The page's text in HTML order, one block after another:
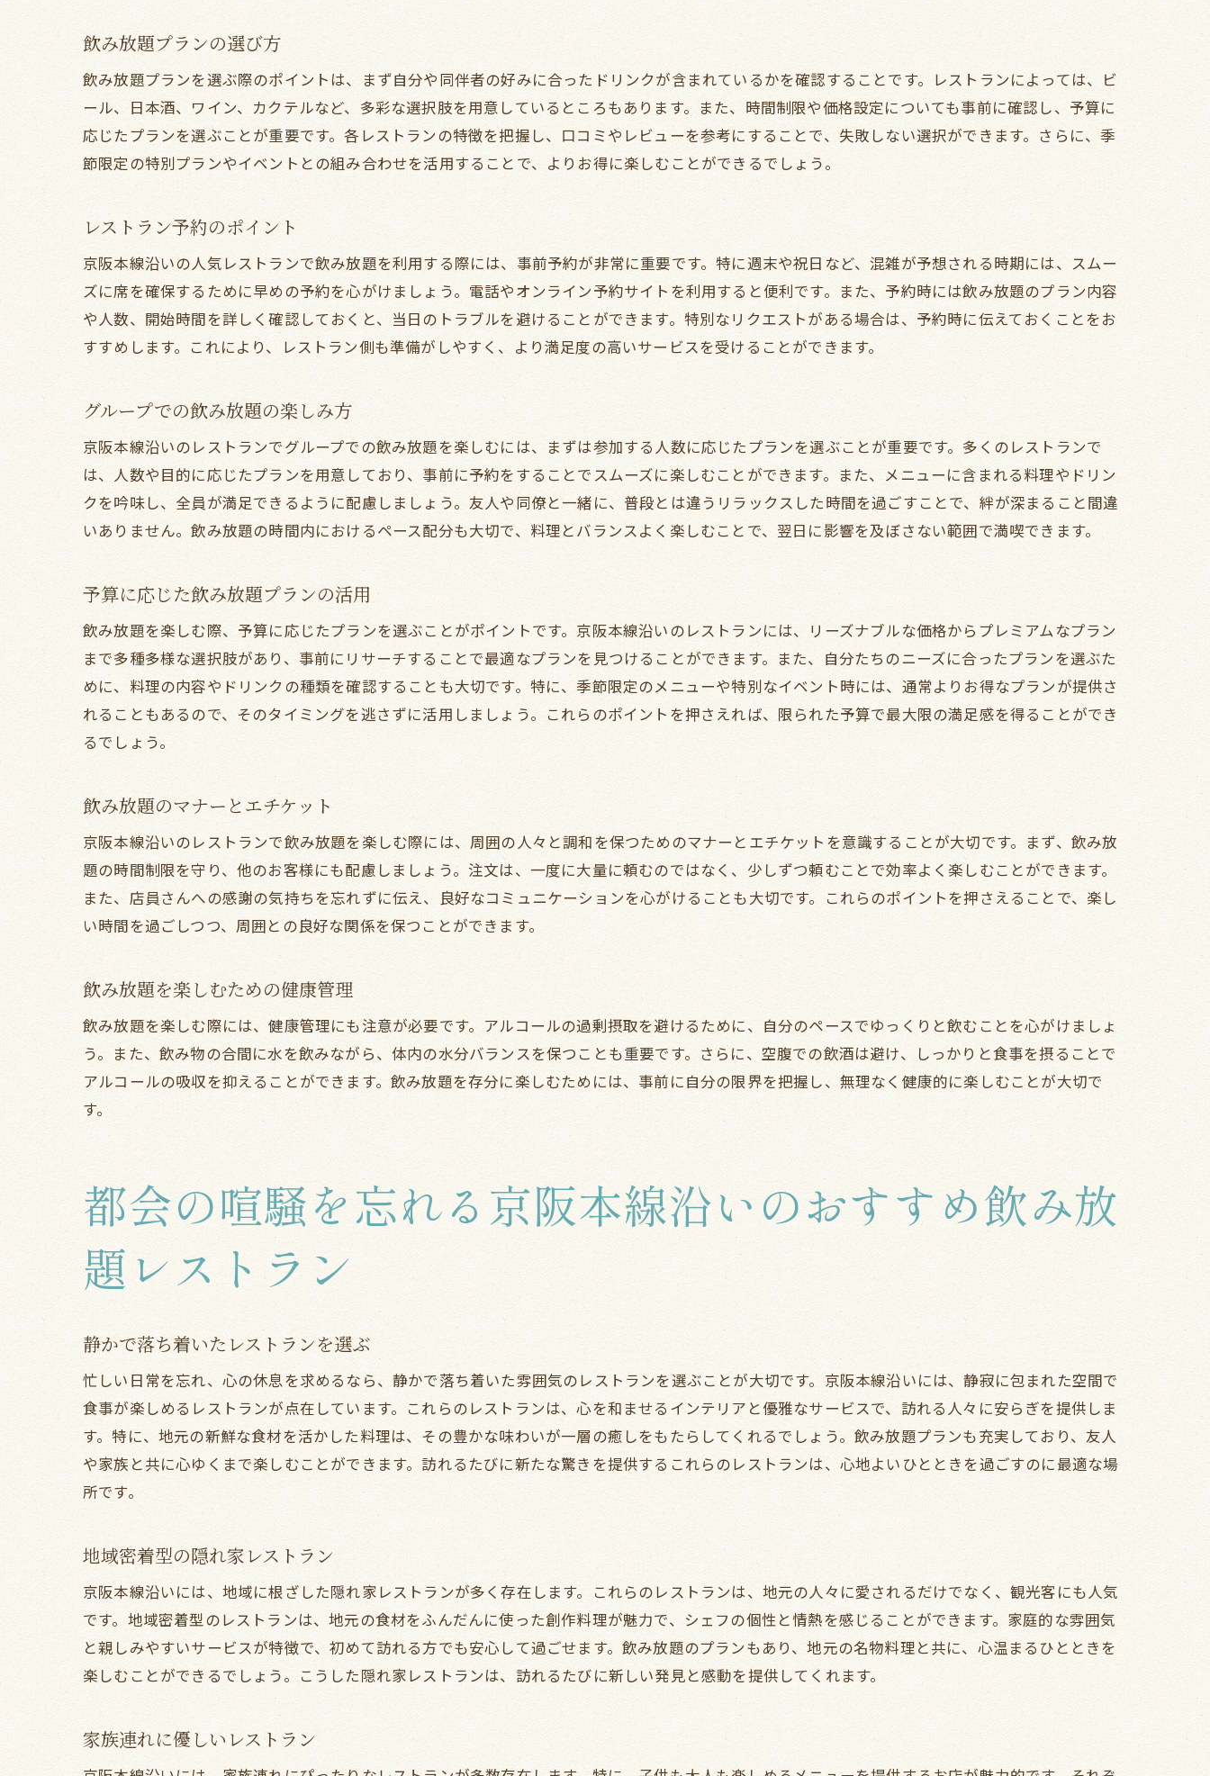
家族連れに優しいレストラン
デートに最適なロマンチックな空間
大人数でも安心の広々とした店内
特別な日を祝うためのプライベートルーム
地産地消の魚介類を楽しむ
地域特産の肉料理の魅力
シーズンごとの限定メニュー
地元醸造所とのコラボレーション
スタッフの心遣いが光るレストラン
思い出に残るサービスの秘訣
心を込めたおもてなしが嬉しい
リピーターが絶えないサービスの理由
京阪本線沿いの飲み放題レストランで過ごす至福のひととき
ゆっくり過ごせる居心地の良さ
季節感を楽しむテラス席
新鮮な料理と飲み放題が楽しめる京阪本線沿いの注目レストラン
注目シェフのいるレストラン
話題の新規オープン店
口コミで広まる美味しいレストラン
季節ごとの新メニューを堪能
京阪本線沿いの隠れ家的レストランで飲み放題を体験
地元の人しか知らない名店
飲み放題が楽しめる京阪本線沿いのレストラン特集
飲み放題付きプランの利点
予約なしでもOKな飲み放題スポット
夕方からの飲み放題プラン
飲み放題プランの選び方
飲み放題プランを選ぶ際のポイントは、まず自分や同伴者の好みに合ったドリンクが含まれているかを確認することです。レストランによっては、ビ
ール、日本酒、ワイン、カクテルなど、多彩な選択肢を用意しているところもあります。また、時間制限や価格設定についても事前に確認し、予算に
応じたプランを選ぶことが重要です。各レストランの特徴を把握し、口コミやレビューを参考にすることで、失敗しない選択ができます。さらに、季
節限定の特別プランやイベントとの組み合わせを活用することで、よりお得に楽しむことができるでしょう。
レストラン予約のポイント
京阪本線沿いの人気レストランで飲み放題を利用する際には、事前予約が非常に重要です。特に週末や祝日など、混雑が予想される時期には、スムー
ズに席を確保するために早めの予約を心がけましょう。電話やオンライン予約サイトを利用すると便利です。また、予約時には飲み放題のプラン内容
や人数、開始時間を詳しく確認しておくと、当日のトラブルを避けることができます。特別なリクエストがある場合は、予約時に伝えておくことをお
すすめします。これにより、レストラン側も準備がしやすく、より満足度の高いサービスを受けることができます。
グループでの飲み放題の楽しみ方
京阪本線沿いのレストランでグループでの飲み放題を楽しむには、まずは参加する人数に応じたプランを選ぶことが重要です。多くのレストランで
は、人数や目的に応じたプランを用意しており、事前に予約をすることでスムーズに楽しむことができます。また、メニューに含まれる料理やドリン
クを吟味し、全員が満足できるように配慮しましょう。友人や同僚と一緒に、普段とは違うリラックスした時間を過ごすことで、絆が深まること間違
いありません。飲み放題の時間内におけるペース配分も大切で、料理とバランスよく楽しむことで、翌日に影響を及ぼさない範囲で満喫できます。
予算に応じた飲み放題プランの活用
飲み放題を楽しむ際、予算に応じたプランを選ぶことがポイントです。京阪本線沿いのレストランには、リーズナブルな価格からプレミアムなプラン
まで多種多様な選択肢があり、事前にリサーチすることで最適なプランを見つけることができます。また、自分たちのニーズに合ったプランを選ぶた
めに、料理の内容やドリンクの種類を確認することも大切です。特に、季節限定のメニューや特別なイベント時には、通常よりお得なプランが提供さ
れることもあるので、そのタイミングを逃さずに活用しましょう。これらのポイントを押さえれば、限られた予算で最大限の満足感を得ることができ
るでしょう。
飲み放題のマナーとエチケット
京阪本線沿いのレストランで飲み放題を楽しむ際には、周囲の人々と調和を保つためのマナーとエチケットを意識することが大切です。まず、飲み放
題の時間制限を守り、他のお客様にも配慮しましょう。注文は、一度に大量に頼むのではなく、少しずつ頼むことで効率よく楽しむことができます。
また、店員さんへの感謝の気持ちを忘れずに伝え、良好なコミュニケーションを心がけることも大切です。これらのポイントを押さえることで、楽し
い時間を過ごしつつ、周囲との良好な関係を保つことができます。
飲み放題を楽しむための健康管理
飲み放題を楽しむ際には、健康管理にも注意が必要です。アルコールの過剰摂取を避けるために、自分のペースでゆっくりと飲むことを心がけましょ
う。また、飲み物の合間に水を飲みながら、体内の水分バランスを保つことも重要です。さらに、空腹での飲酒は避け、しっかりと食事を摂ることで
アルコールの吸収を抑えることができます。飲み放題を存分に楽しむためには、事前に自分の限界を把握し、無理なく健康的に楽しむことが大切で
す。
都会の喧騒を忘れる京阪本線沿いのおすすめ飲み放
題レストラン
静かで落ち着いたレストランを選ぶ
忙しい日常を忘れ、心の休息を求めるなら、静かで落ち着いた雰囲気のレストランを選ぶことが大切です。京阪本線沿いには、静寂に包まれた空間で
食事が楽しめるレストランが点在しています。これらのレストランは、心を和ませるインテリアと優雅なサービスで、訪れる人々に安らぎを提供しま
す。特に、地元の新鮮な食材を活かした料理は、その豊かな味わいが一層の癒しをもたらしてくれるでしょう。飲み放題プランも充実しており、友人
や家族と共に心ゆくまで楽しむことができます。訪れるたびに新たな驚きを提供するこれらのレストランは、心地よいひとときを過ごすのに最適な場
所です。
地域密着型の隠れ家レストラン
京阪本線沿いには、地域に根ざした隠れ家レストランが多く存在します。これらのレストランは、地元の人々に愛されるだけでなく、観光客にも人気
です。地域密着型のレストランは、地元の食材をふんだんに使った創作料理が魅力で、シェフの個性と情熱を感じることができます。家庭的な雰囲気
と親しみやすいサービスが特徴で、初めて訪れる方でも安心して過ごせます。飲み放題のプランもあり、地元の名物料理と共に、心温まるひとときを
楽しむことができるでしょう。こうした隠れ家レストランは、訪れるたびに新しい発見と感動を提供してくれます。
家族連れに優しいレストラン